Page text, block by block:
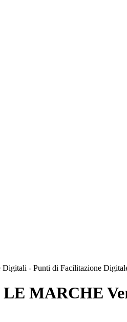
- Punti di Facilitazione
MARCHE